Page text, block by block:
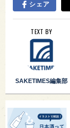
シェア
TEXT BY
SAKETIMES編集部